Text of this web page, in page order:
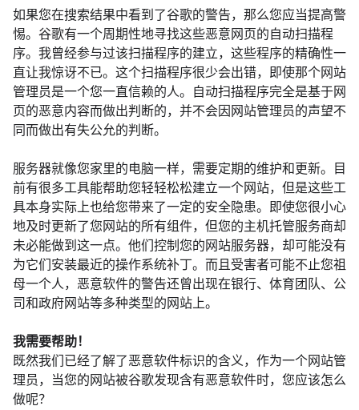
如果您在搜索结果中看到了谷歌的警告，那么您应当提高警
惕。谷歌有一个周期性地寻找这些恶意网页的自动扫描程
序。我曾经参与过该扫描程序的建立，这些程序的精确性一
直让我惊讶不已。这个扫描程序很少会出错，即使那个网站
管理员是一个您一直信赖的人。自动扫描程序完全是基于网
页的恶意内容而做出判断的，并不会因网站管理员的声望不
同而做出有失公允的判断。
服务器就像您家里的电脑一样，需要定期的维护和更新。目
前有很多工具能帮助您轻轻松松建立一个网站，但是这些工
具本身实际上也给您带来了一定的安全隐患。即使您很小心
地及时更新了您网站的所有组件，但您的主机托管服务商却
未必能做到这一点。他们控制您的网站服务器，却可能没有
为它们安装最近的操作系统补丁。而且受害者可能不止您祖
母一个人，恶意软件的警告还曾出现在银行、体育团队、公
司和政府网站等多种类型的网站上。
我需要帮助！
既然我们已经了解了恶意软件标识的含义，作为一个网站管
理员，当您的网站被谷歌发现含有恶意软件时，您应该怎么
做呢？